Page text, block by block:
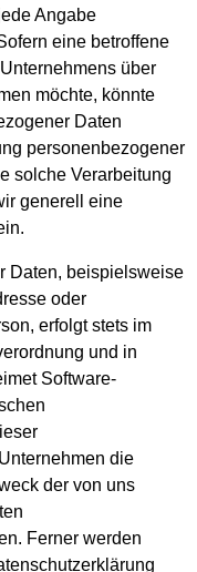
Angabe
eine betroffene
über
möchte, könnte
Daten
personenbezogener
solche Verarbeitung
generell eine
Daten, beispielsweise
oder
erfolgt stets im
und in
Software-
die
der von uns
Ferner werden